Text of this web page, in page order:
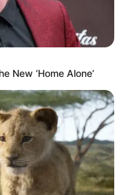
New ‘Home Alone’